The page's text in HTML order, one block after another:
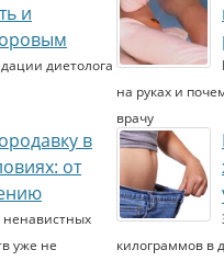
и
диетолога
на руках и
врачу
в
от
ненавистных
уже не
килограммов в